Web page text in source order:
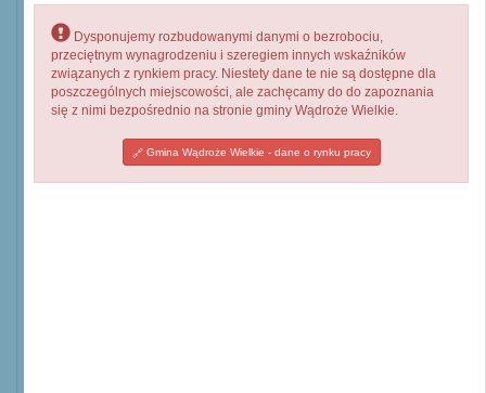
Dysponujemy rozbudowanymi danymi o bezrobociu,
przeciętnym wynagrodzeniu i szeregiem innych wskaźników
związanych z rynkiem pracy. Niestety dane te nie są dostępne dla
poszczególnych miejscowości, ale zachęcamy do do zapoznania
się z nimi bezpośrednio na stronie gminy Wądroże Wielkie.
Gmina Wądroże Wielkie - dane o rynku pracy